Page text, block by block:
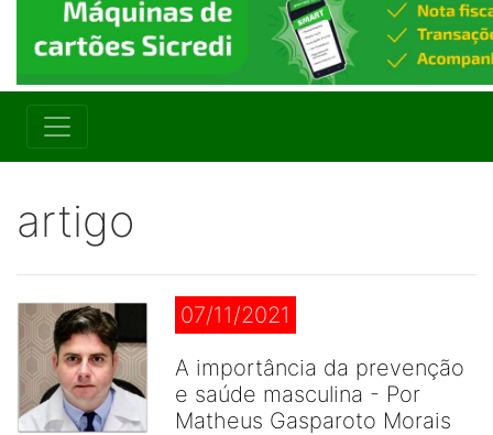
artigo
07/11/2021
A importância da prevenção
e saúde masculina - Por
Matheus Gasparoto Morais